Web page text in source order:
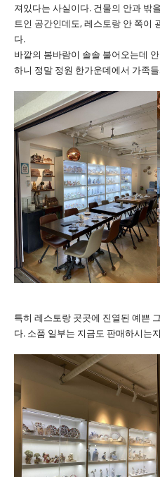
져있다는 사실이다. 건물의 안과 밖
트인 공간인데도, 레스토랑 안 쪽이
다.
바깥의 봄바람이 솔솔 불어오는데
하니 정말 정원 한가운데에서 가족
특히 레스토랑 곳곳에 진열된 예쁜
다. 소품 일부는 지금도 판매하시는